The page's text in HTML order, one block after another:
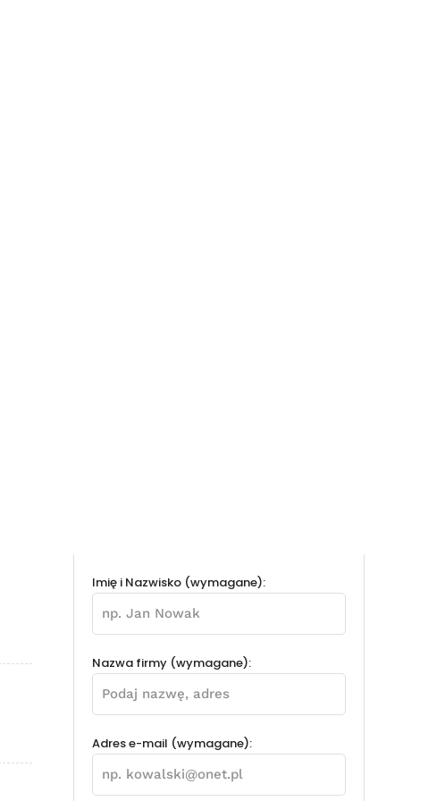
Imię i Nazwisko (wymagane):
Nazwa firmy (wymagane):
Adres e-mail (wymagane):